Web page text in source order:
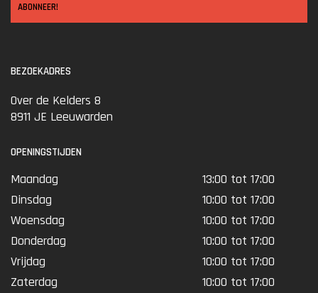
ABONNEER!
BEZOEKADRES
Over de Kelders 8
8911 JE Leeuwarden
OPENINGSTIJDEN
Maandag
13:00 tot 17:00
Dinsdag
10:00 tot 17:00
Woensdag
10:00 tot 17:00
Donderdag
10:00 tot 17:00
Vrijdag
10:00 tot 17:00
Zaterdag
10:00 tot 17:00